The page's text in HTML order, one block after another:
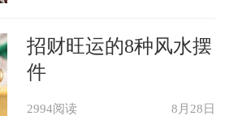
指，表示妻子会更爱自
招财旺运的8种风水摆
件
2994阅读 8月28日